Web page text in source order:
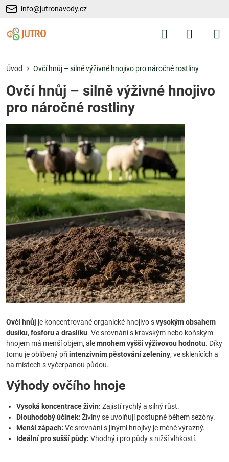
info@jutronavody.cz
Úvod Ovčí hnůj – silně výživné hnojivo pro náročné rostliny
Ovčí hnůj – silně výživné hnojivo
pro náročné rostliny
Ovčí hnůj je koncentrované organické hnojivo svysokým obsahem
dusíku, fosforu a draslíku. Ve srovnání s kravským nebo koňským
hnojem má menší objem, alemnohem vyšší výživovou hodnotu. Díky
tomu je oblíbený přiintenzivním pěstování zeleniny, ve sklenících a
na místech s vyčerpanou půdou.
Výhody ovčího hnoje
Vysoká koncentrace živin: Zajistí rychlý a silný růst.
Dlouhodobý účinek: Živiny se uvolňují postupně během sezóny.
Menší zápach: Ve srovnání s jinými hnojivy je méně výrazný.
Ideální pro sušší půdy: Vhodný i pro půdy s nižší vlhkostí.